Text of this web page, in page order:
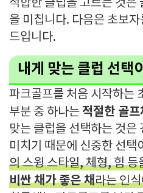
적합한 클럽을 고르는 것은
을 미칩니다. 다음은 초보
드입니다.
내게 맞는 클럽 선택
파크골프를 처음 시작하는
부분 중 하나는적절한 골프
맞는 클럽을 선택하는 것은
미치기 때문에 신중한 선택
의 스윙 스타일, 체형, 힘
비싼 채가 좋은 채라는 인